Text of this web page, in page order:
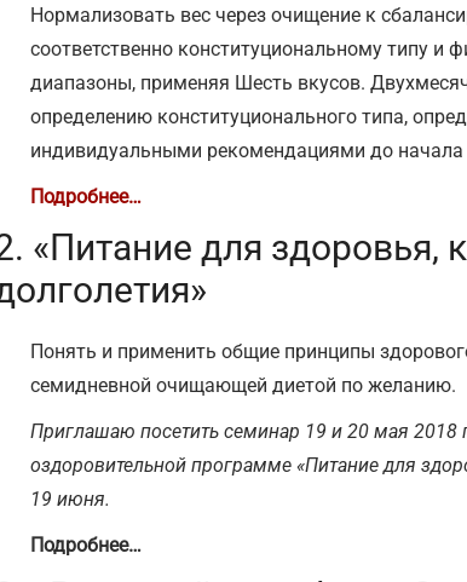
Нормализовать вес через очищение к
соответственно конституциональному типу и
диапазоны, применяя Шесть вкусов.
определению конституционального типа,
индивидуальными рекомендациями до
Подробнее…
«Питание для здоровья,
Понять и применить общие принципы
семидневной очищающей диетой по желанию.
Приглашаю посетить семинар 19 и 20 мая 2018
оздоровительной программе «Питание для
19 июня.
Подробнее…